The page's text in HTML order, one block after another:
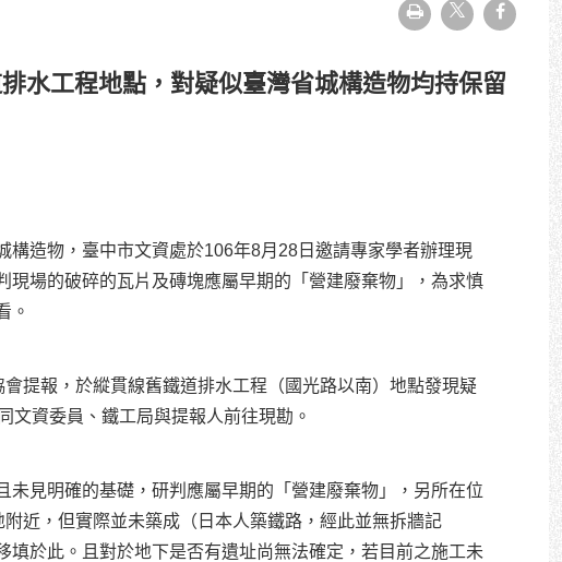
友
善
水工程地點，對疑似臺灣省城構造物均持保留
造物，臺中市文資處於106年8月28日邀請專家學者辦理現
場的破碎的瓦片及磚塊應屬早期的「營建廢棄物」，為求慎
。
報，於縱貫線舊鐵道排水工程（國光路以南）地點發現疑
文資委員、鐵工局與提報人前往現勘。
見明確的基礎，研判應屬早期的「營建廢棄物」，另所在位
近，但實際並未築成（日本人築鐵路，經此並無拆牆記
於此。且對於地下是否有遺址尚無法確定，若目前之施工未